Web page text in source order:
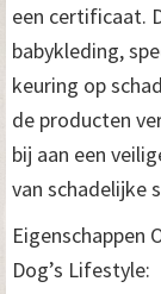
een certificaat.
babykleding,
keuring op
de producten
bij aan een
van schadelijke
Eigenschappen
Dog’s Lifestyle: